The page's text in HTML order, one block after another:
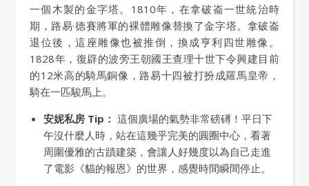
一個木製的金字塔。1810年，在拿破崙一世統治時
期，路易·德賽將軍的裸體雕像替換了金字塔。拿破崙
退位後，這座雕像也被推倒，換成亨利四世雕像。
1828年，復辟的波旁王朝國王查理十世下令興建目前
的12米高的騎馬銅像，路易十四被打扮成羅馬皇帝，
騎在一匹駿馬上。
安妮私房 Tip： 這個廣場的氣勢非常磅礡！平日下
午沒什麼人時，站在這幾乎完美的圓圈中心，看著
周圍優雅的古蹟建築，會讓人好幾度以為自己走進
了電影《貓的報恩》的世界，感覺時間瞬間停止。